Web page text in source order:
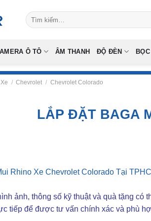
Tìm
kiếm:
Ô TÔ ÂM THANH ĐỘ ĐÈN
/ Chevrolet / Chevrolet Colorado
LẮP ĐẶT BAGA
ảnh, thông số kỹ thuật và quà tặng có
tiếp để được tư vấn chính xác và phù